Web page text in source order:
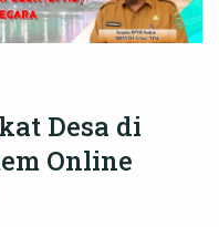
Desa di
Online